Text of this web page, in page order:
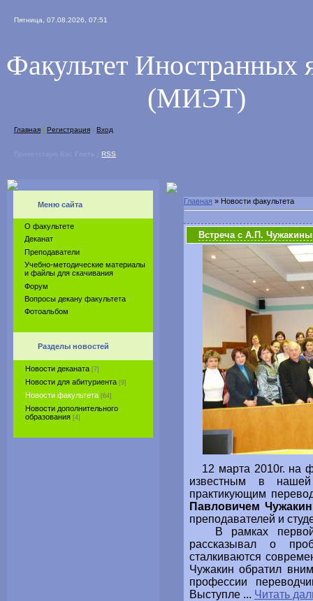
Пятница, 07.08.2026, 07:51
Факультет Иностранных
(МИЭТ)
Главная | Регистрация | Вход
RSS
Меню сайта
О факультете
Деканат
Преподаватели
Учебно-методические материалы
и файлы для скачивания
Форум
Вопросы декану факультета
Фотоальбом
Разделы новостей
Новости деканата [7]
Новости для абитуриента [9]
Новости факультета [64]
Новости дополнительного
образования [4]
Главная » Новости факультета
Встреча с А.П.
12 марта 2010г. на
известным в
практикующим
Павловичем
преподавателей и
В рамках первой
рассказывал о
сталкиваются
Чужакин обратил
профессии
Выступле ... Читать